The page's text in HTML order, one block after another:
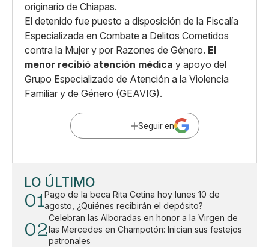
originario de Chiapas.
El detenido fue puesto a disposición de la Fiscalía
Especializada en Combate a Delitos Cometidos
contra la Mujer y por Razones de Género. El
menor recibió atención médica y apoyo del
Grupo Especializado de Atención a la Violencia
Familiar y de Género (GEAVIG).
Seguir en
LO ÚLTIMO
01Pago de la beca Rita Cetina hoy lunes 10 de
agosto, ¿Quiénes recibirán el depósito?
02
Celebran las Alboradas en honor a la Virgen de
las Mercedes en Champotón: Inician sus festejos
patronales